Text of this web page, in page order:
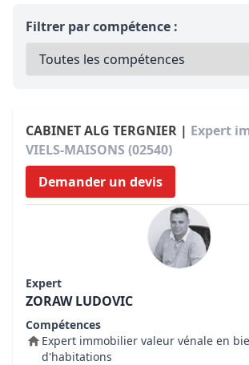
Filtrer par compétence :
CABINET ALG TERGNIER | Expert
VIELS-MAISONS (02540)
Demander un devis
Expert
ZORAW LUDOVIC
Compétences
Expert immobilier valeur vénale en
d'habitations